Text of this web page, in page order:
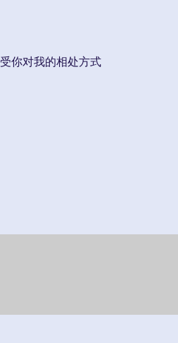
你对我的相处方式